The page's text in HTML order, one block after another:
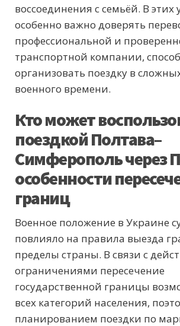
воссоединения с семьёй. В этих
особенно важно доверять
профессиональной и
транспортной компании,
организовать поездку в
военного времени.
Кто может
поездкой Полтава–
Симферополь через
особенности
границ
Военное положение в Украине
повлияло на правила выезда
пределы страны. В связи с
ограничениями пересечение
государственной границы
всех категорий населения,
планированием поездки по